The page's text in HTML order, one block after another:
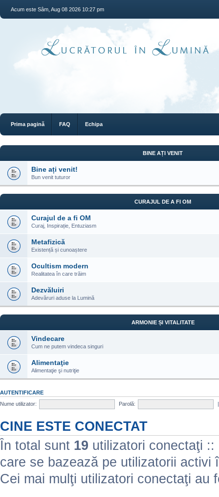
Acum este Sâm, Aug 08 2026 10:27 pm
Prima pagină FAQ Echipa
BINE AȚI VENIT
Bine ați venit!
Bun venit tuturor
CURAJUL DE A FI OM
Curajul de a fi OM
Curaj, Inspirație, Entuziasm
Metafizică
Existență și cunoaștere
Ocultism modern
Realitatea în care trăim
Dezvăluiri
Adevăruri aduse la Lumină
ARMONIE ȘI VITALITATE
Vindecare
Cum ne putem vindeca singuri
Alimentaţie
Alimentaţie şi nutriţie
AUTENTIFICARE
Nume utilizator:
Parolă:
CINE ESTE CONECTAT
În total sunt 19 utilizatori conectaţi
care se bazează pe utilizatorii activi
Cei mai mulţi utilizatori conectaţi au